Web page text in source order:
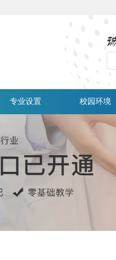
专业设置 校园环境